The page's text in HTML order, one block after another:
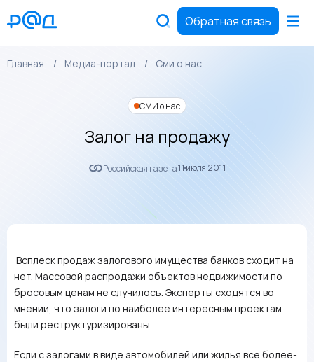
Обратная связь
Главная Медиа-портал Сми о нас
СМИ о нас
Залог на продажу
Российская газета11 июля 2011
Всплеск продаж залогового имущества банков сходит на
нет. Массовой распродажи объектов недвижимости по
бросовым ценам не случилось. Эксперты сходятся во
мнении, что залоги по наиболее интересным проектам
были реструктуризированы.
Если с залогами в виде автомобилей или жилья все более-